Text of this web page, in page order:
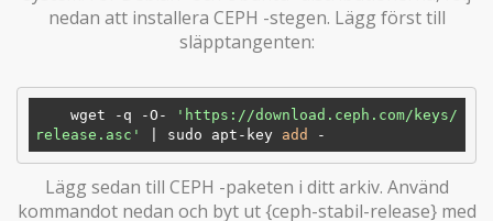
nedan att installera CEPH -stegen. Lägg först till
släpptangenten:
    wget -q -O-
'https://download.ceph.com/keys/
release.asc'
| sudo apt-key add
Lägg sedan till CEPH -paketen i ditt arkiv. Använd
kommandot nedan och byt ut {ceph-stabil-release} med